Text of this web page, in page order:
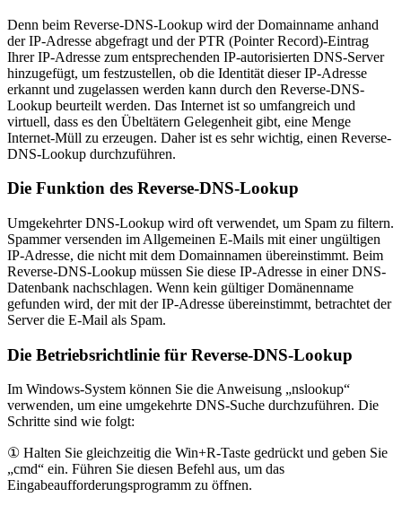
Denn beim Reverse-DNS-Lookup wird der Domainname anhand
der IP-Adresse abgefragt und der PTR (Pointer Record)-Eintrag
Ihrer IP-Adresse zum entsprechenden IP-autorisierten DNS-Server
hinzugefügt, um festzustellen, ob die Identität dieser IP-Adresse
erkannt und zugelassen werden kann durch den Reverse-DNS-
Lookup beurteilt werden. Das Internet ist so umfangreich und
virtuell, dass es den Übeltätern Gelegenheit gibt, eine Menge
Internet-Müll zu erzeugen. Daher ist es sehr wichtig, einen Reverse-
DNS-Lookup durchzuführen.
Die Funktion des Reverse-DNS-Lookup
Umgekehrter DNS-Lookup wird oft verwendet, um Spam zu filtern.
Spammer versenden im Allgemeinen E-Mails mit einer ungültigen
IP-Adresse, die nicht mit dem Domainnamen übereinstimmt. Beim
Reverse-DNS-Lookup müssen Sie diese IP-Adresse in einer DNS-
Datenbank nachschlagen. Wenn kein gültiger Domänenname
gefunden wird, der mit der IP-Adresse übereinstimmt, betrachtet der
Server die E-Mail als Spam.
Die Betriebsrichtlinie für Reverse-DNS-Lookup
Im Windows-System können Sie die Anweisung „nslookup“
verwenden, um eine umgekehrte DNS-Suche durchzuführen. Die
Schritte sind wie folgt:
① Halten Sie gleichzeitig die Win+R-Taste gedrückt und geben Sie
„cmd“ ein. Führen Sie diesen Befehl aus, um das
Eingabeaufforderungsprogramm zu öffnen.